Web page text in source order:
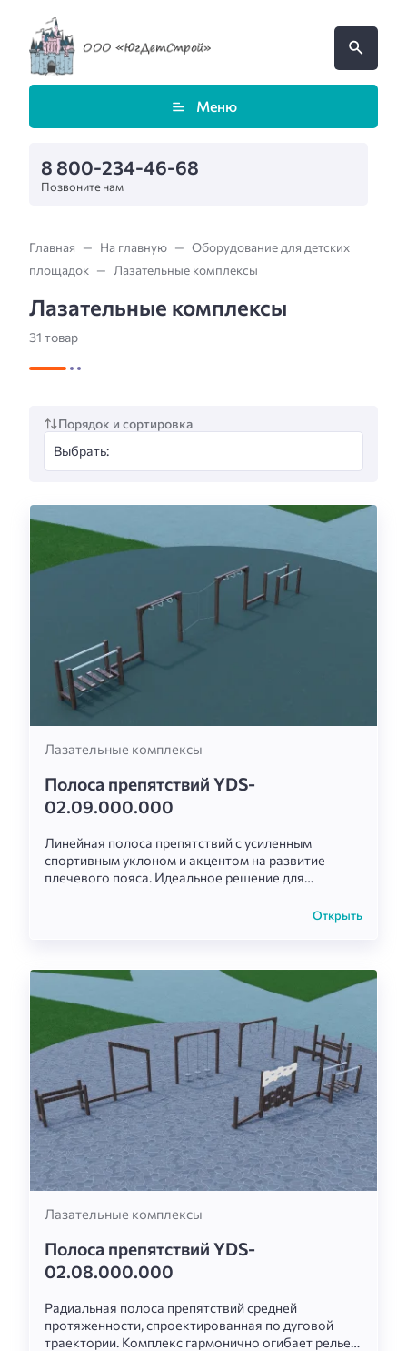
Меню
8 800-234-46-68
Позвоните нам
Главная На главную
Оборудование для детских
площадок
Лазательные комплексы
Лазательные комплексы
31 товар
Порядок и сортировка
Лазательные комплексы
Полоса препятствий YDS-
02.09.000.000
Линейная полоса препятствий с усиленным
спортивным уклоном и акцентом на развитие
плечевого пояса. Идеальное решение для
Открыть
Лазательные комплексы
Полоса препятствий YDS-
02.08.000.000
Радиальная полоса препятствий средней
протяженности, спроектированная по дуговой
траектории. Комплекс гармонично огибает рельеф